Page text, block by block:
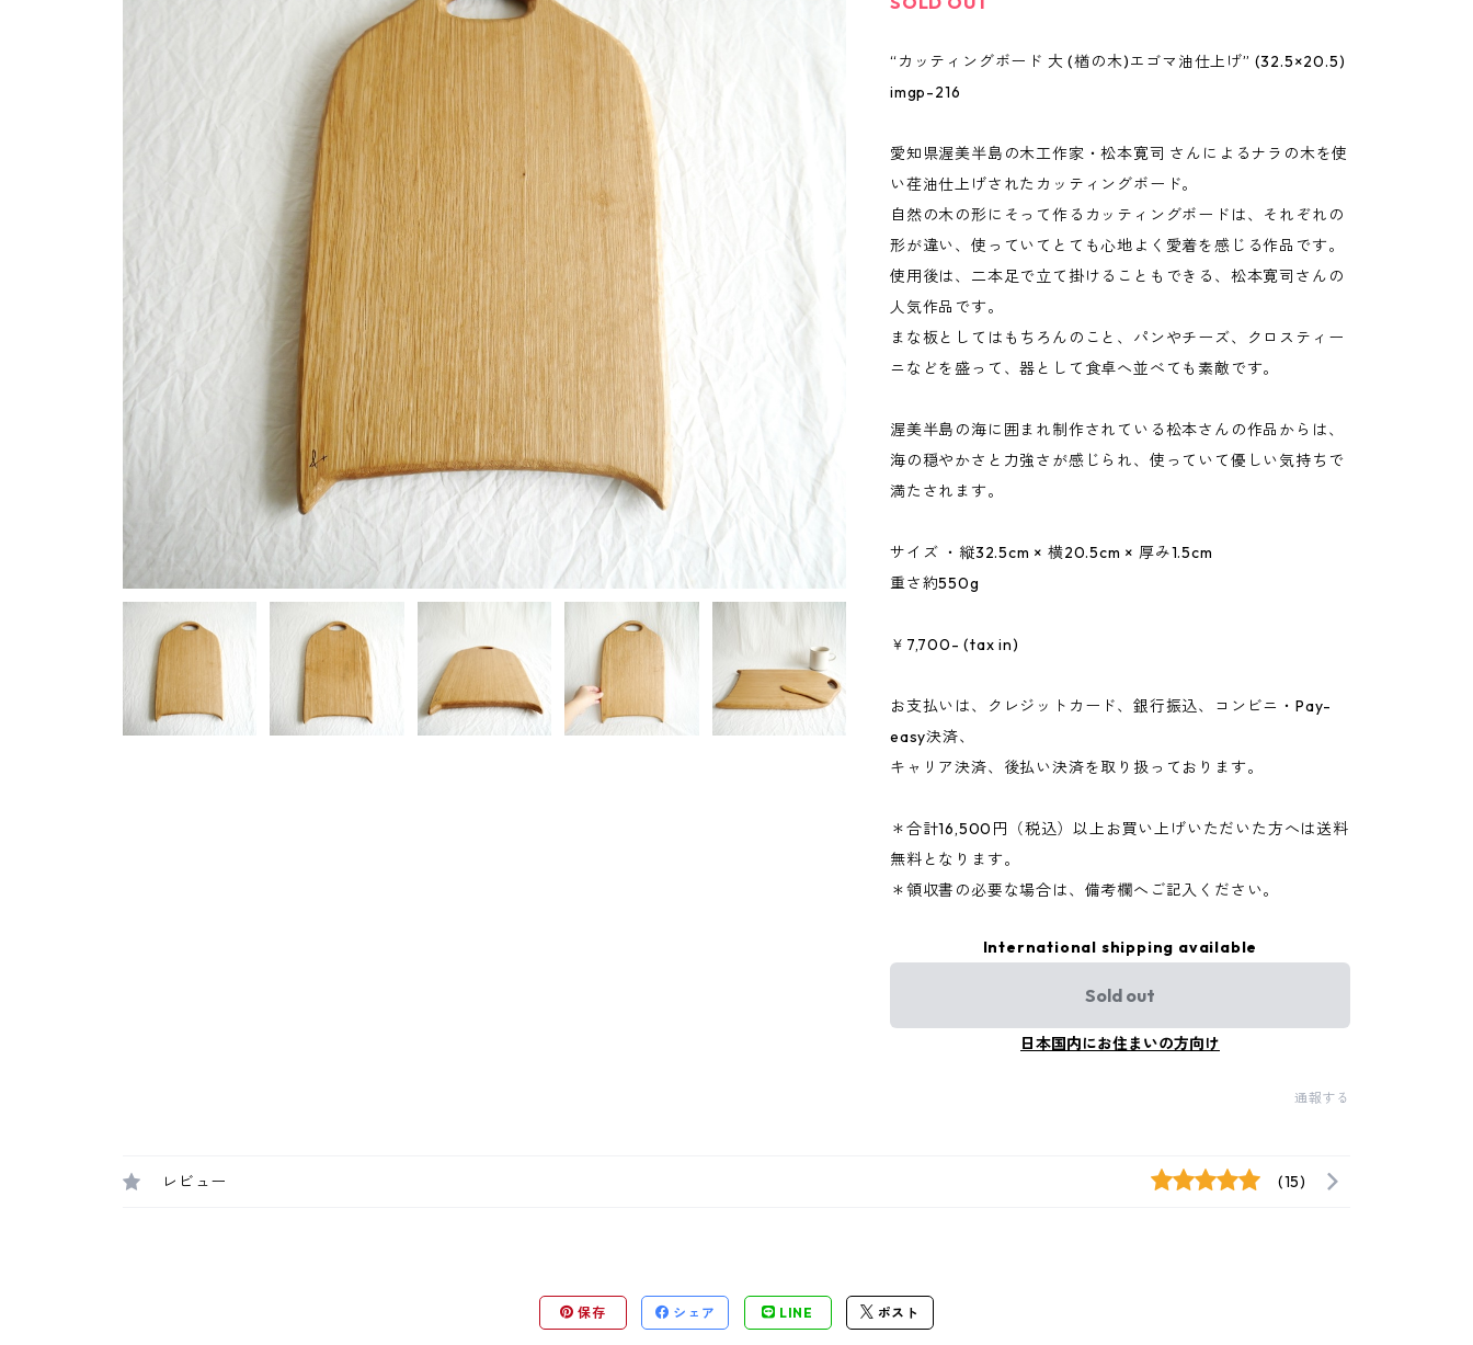
“カッティングボード 大 (楢の木)エゴマ油仕上げ” (32.5×20.5)
imgp-216
愛知県渥美半島の木工作家・松本寛司 さんによるナラの木を使
い荏油仕上げされたカッティングボード。
自然の木の形にそって作るカッティングボードは、それぞれの
形が違い、使っていてとても心地よく愛着を感じる作品です。
使用後は、二本足で立て掛けることもできる、松本寛司さんの
人気作品です。
まな板としてはもちろんのこと、パンやチーズ、クロスティー
ニなどを盛って、器として食卓へ並べても素敵です。
渥美半島の海に囲まれ制作されている松本さんの作品からは、
海の穏やかさと力強さが感じられ、使っていて優しい気持ちで
満たされます。
サイズ ・縦32.5cm × 横20.5cm × 厚み1.5cm
重さ約550g
￥7,700- (tax in)
お支払いは、クレジットカード、銀行振込、コンビニ・Pay-
easy決済、
キャリア決済、後払い決済を取り扱っております。
＊合計16,500円（税込）以上お買い上げいただいた方へは送料
無料となります。
＊領収書の必要な場合は、備考欄へご記入ください。
International shipping available
Sold out
日本国内にお住まいの方向け
通報する
レビュー (15)
保存 シェア LINE ポスト